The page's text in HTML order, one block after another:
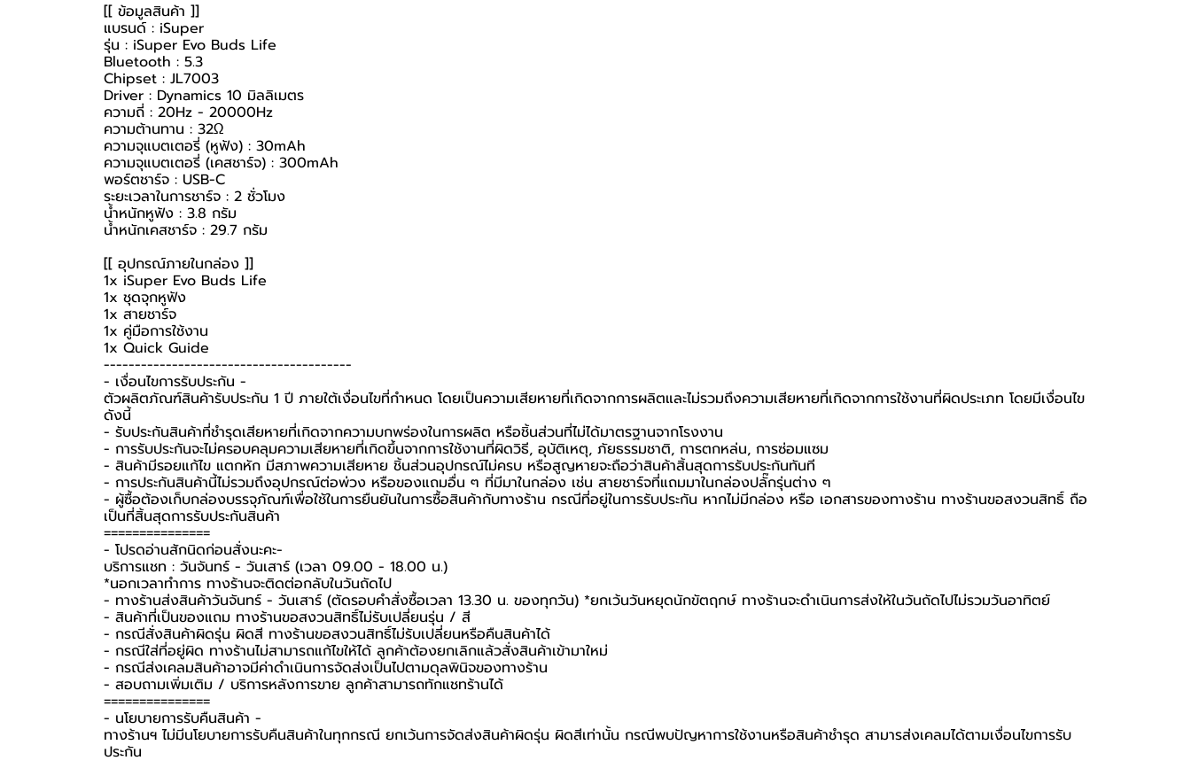
[[ ข้อมูลสินค้า ]]
แบรนด์ : iSuper
รุ่น : iSuper Evo Buds Life
Bluetooth : 5.3
Chipset : JL7003
Driver : Dynamics 10 มิลลิเมตร
ความถี่ : 20Hz - 20000Hz
ความต้านทาน : 32Ω
ความจุแบตเตอรี่ (หูฟัง) : 30mAh
ความจุแบตเตอรี่ (เคสชาร์จ) : 300mAh
พอร์ตชาร์จ : USB-C
ระยะเวลาในการชาร์จ : 2 ชั่วโมง
น้ำหนักหูฟัง : 3.8 กรัม
น้ำหนักเคสชาร์จ : 29.7 กรัม
[[ อุปกรณ์ภายในกล่อง ]]
1x iSuper Evo Buds Life
1x ชุดจุกหูฟัง
1x สายชาร์จ
1x คู่มือการใช้งาน
1x Quick Guide
----------------------------------------
-️ เงื่อนไขการรับประกัน -️
ตัวผลิตภัณฑ์สินค้ารับประกัน 1 ปี ภายใต้เงื่อนไขที่กำหนด โดยเป็นความเสียหายที่เกิดจากการผลิตและไม่รวมถึงความเสียหายที่เกิดจากการใช้งานที่ผิดประเภท โดยมีเงื่อนไข
ดังนี้
- รับประกันสินค้าที่ชำรุดเสียหายที่เกิดจากความบกพร่องในการผลิต หรือชิ้นส่วนที่ไม่ได้มาตรฐานจากโรงงาน
- การรับประกันจะไม่ครอบคลุมความเสียหายที่เกิดขึ้นจากการใช้งานที่ผิดวิธี, อุบัติเหตุ, ภัยธรรมชาติ, การตกหล่น, การซ่อมแซม
- สินค้ามีรอยแก้ไข แตกหัก มีสภาพความเสียหาย ชิ้นส่วนอุปกรณ์ไม่ครบ หรือสูญหายจะถือว่าสินค้าสิ้นสุดการรับประกันทันที
- การประกันสินค้านี้ไม่รวมถึงอุปกรณ์ต่อพ่วง หรือของแถมอื่น ๆ ที่มีมาในกล่อง เช่น สายชาร์จที่แถมมาในกล่องปลั๊กรุ่นต่าง ๆ
-️ ผู้ซื้อต้องเก็บกล่องบรรจุภัณฑ์เพื่อใช้ในการยืนยันในการซื้อสินค้ากับทางร้าน กรณีที่อยู่ในการรับประกัน หากไม่มีกล่อง หรือ เอกสารของทางร้าน ทางร้านขอสงวนสิทธิ์ ถือ
เป็นที่สิ้นสุดการรับประกันสินค้า
===============
-️ โปรดอ่านสักนิดก่อนสั่งนะคะ-️
บริการแชท : วันจันทร์ - วันเสาร์ (เวลา 09.00 - 18.00 น.)
*นอกเวลาทำการ ทางร้านจะติดต่อกลับในวันถัดไป
- ทางร้านส่งสินค้าวันจันทร์ - วันเสาร์ (ตัดรอบคำสั่งซื้อเวลา 13.30 น. ของทุกวัน) *ยกเว้นวันหยุดนักขัตฤกษ์ ทางร้านจะดำเนินการส่งให้ในวันถัดไปไม่รวมวันอาทิตย์
- สินค้าที่เป็นของแถม ทางร้านขอสงวนสิทธิ์ไม่รับเปลี่ยนรุ่น / สี
- กรณีสั่งสินค้าผิดรุ่น ผิดสี ทางร้านขอสงวนสิทธิ์ไม่รับเปลี่ยนหรือคืนสินค้าได้
- กรณีใส่ที่อยู่ผิด ทางร้านไม่สามารถแก้ไขให้ได้ ลูกค้าต้องยกเลิกแล้วสั่งสินค้าเข้ามาใหม่
- กรณีส่งเคลมสินค้าอาจมีค่าดำเนินการจัดส่งเป็นไปตามดุลพินิจของทางร้าน
- สอบถามเพิ่มเติม / บริการหลังการขาย ลูกค้าสามารถทักแชทร้านได้
===============
-️ นโยบายการรับคืนสินค้า -️
ทางร้านฯ ไม่มีนโยบายการรับคืนสินค้าในทุกกรณี ยกเว้นการจัดส่งสินค้าผิดรุ่น ผิดสีเท่านั้น กรณีพบปัญหาการใช้งานหรือสินค้าชำรุด สามารส่งเคลมได้ตามเงื่อนไขการรับ
ประกัน